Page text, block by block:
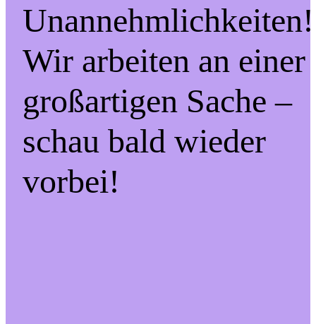
Unannehmlichkeiten!
Wir arbeiten an einer
großartigen Sache –
schau bald wieder
vorbei!